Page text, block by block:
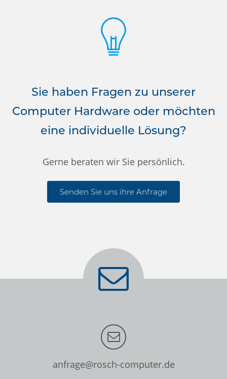
Sie haben Fragen zu unserer
Computer Hardware oder möchten
eine individuelle Lösung?
Gerne beraten wir Sie persönlich.
Senden Sie uns ihre Anfrage
anfrage@rosch-computer.de